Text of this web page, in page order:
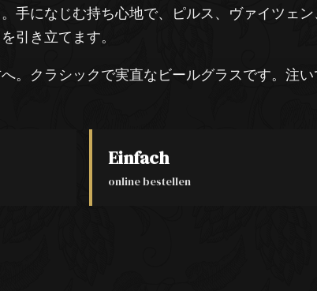
手になじむ持ち心地で、ピルス、ヴァイツェ
引き立てます。
。クラシックで実直なビールグラスです。注い
Einfach
online bestellen